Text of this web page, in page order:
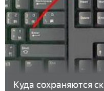
Куда сохраняются